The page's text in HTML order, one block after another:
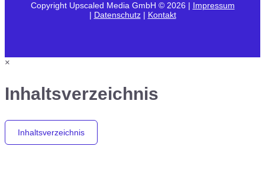
Copyright Upscaled Media GmbH © 2026 | Impressum
| Datenschutz| Kontakt
×
Inhaltsverzeichnis
Inhaltsverzeichnis